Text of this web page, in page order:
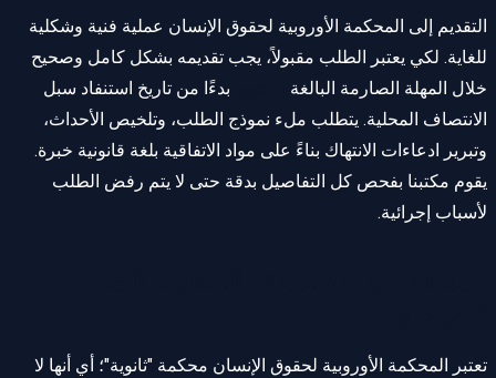
التقديم إلى المحكمة الأوروبية لحقوق الإنسان عملية فنية وشكلية
للغاية. لكي يعتبر الطلب مقبولاً، يجب تقديمه بشكل كامل وصحيح
خلال المهلة الصارمة البالغة
بدءًا من تاريخ استنفاد سبل
الانتصاف المحلية. يتطلب ملء نموذج الطلب، وتلخيص الأحداث،
وتبرير ادعاءات الانتهاك بناءً على مواد الاتفاقية بلغة قانونية خبرة.
يقوم مكتبنا بفحص كل التفاصيل بدقة حتى لا يتم رفض الطلب
لأسباب إجرائية.
تعتبر المحكمة الأوروبية لحقوق الإنسان محكمة "ثانوية"؛ أي أنها لا